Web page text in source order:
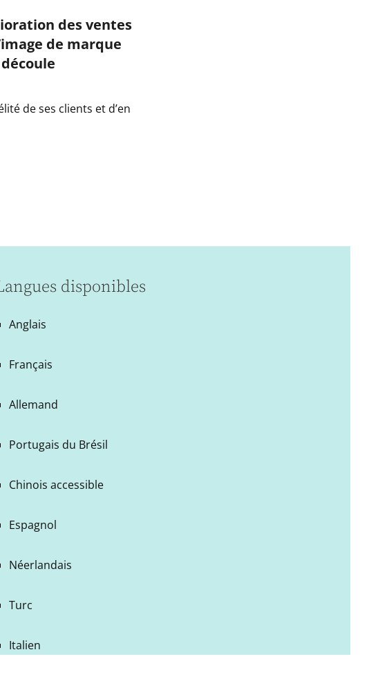
des ventes
de marque
de ses clients et d’en
disponibles
Anglais
Français
Allemand
Portugais du Brésil
Chinois accessible
Espagnol
Néerlandais
Turc
Italien